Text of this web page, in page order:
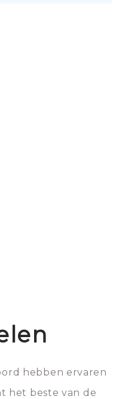
hebben ervaren
het beste van de